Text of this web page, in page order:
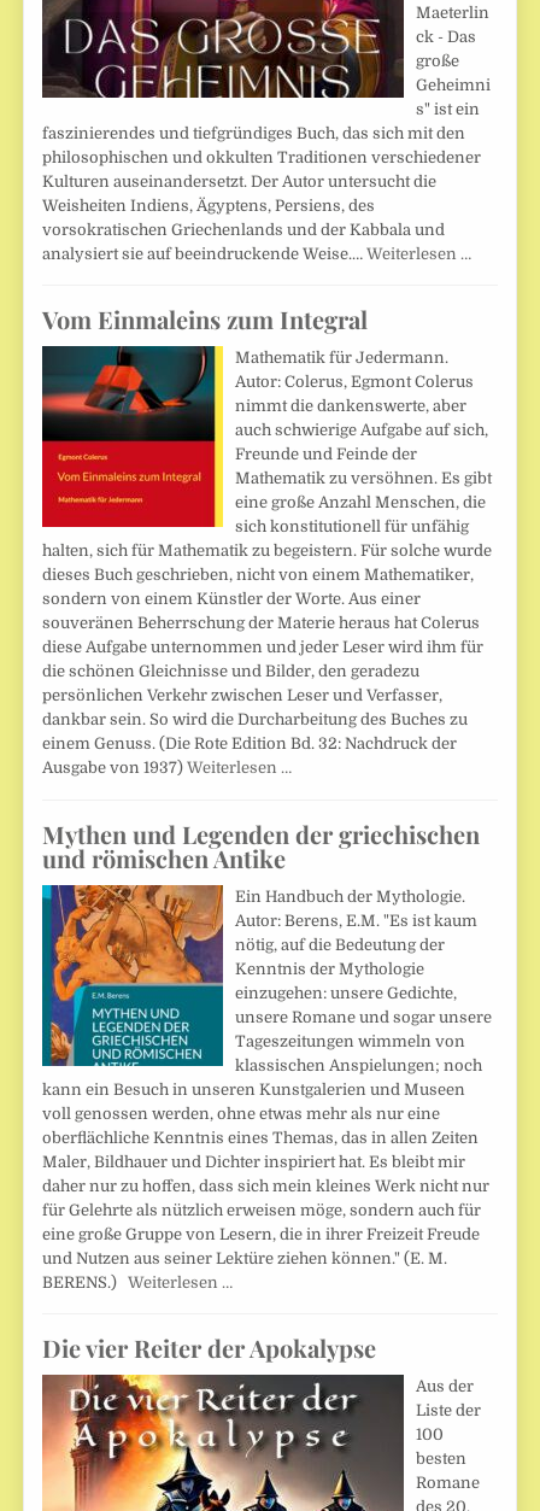
Maeterlin
ck - Das
große
Geheimni
s" ist ein
faszinierendes und tiefgründiges Buch, das sich mit den
philosophischen und okkulten Traditionen verschiedener
Kulturen auseinandersetzt. Der Autor untersucht die
Weisheiten Indiens, Ägyptens, Persiens, des
vorsokratischen Griechenlands und der Kabbala und
analysiert sie auf beeindruckende Weise.…Weiterlesen …
Vom Einmaleins zum Integral
Mathematik für Jedermann.
Autor: Colerus, Egmont Colerus
nimmt die dankenswerte, aber
auch schwierige Aufgabe auf sich,
Freunde und Feinde der
Mathematik zu versöhnen. Es gibt
eine große Anzahl Menschen, die
sich konstitutionell für unfähig
halten, sich für Mathematik zu begeistern. Für solche wurde
dieses Buch geschrieben, nicht von einem Mathematiker,
sondern von einem Künstler der Worte. Aus einer
souveränen Beherrschung der Materie heraus hat Colerus
diese Aufgabe unternommen und jeder Leser wird ihm für
die schönen Gleichnisse und Bilder, den geradezu
persönlichen Verkehr zwischen Leser und Verfasser,
dankbar sein. So wird die Durcharbeitung des Buches zu
einem Genuss. (Die Rote Edition Bd. 32: Nachdruck der
Ausgabe von 1937)Weiterlesen …
Mythen und Legenden der griechischen
und römischen Antike
Ein Handbuch der Mythologie.
Autor: Berens, E.M. "Es ist kaum
nötig, auf die Bedeutung der
Kenntnis der Mythologie
einzugehen: unsere Gedichte,
unsere Romane und sogar unsere
Tageszeitungen wimmeln von
klassischen Anspielungen; noch
kann ein Besuch in unseren Kunstgalerien und Museen
voll genossen werden, ohne etwas mehr als nur eine
oberflächliche Kenntnis eines Themas, das in allen Zeiten
Maler, Bildhauer und Dichter inspiriert hat. Es bleibt mir
daher nur zu hoffen, dass sich mein kleines Werk nicht nur
für Gelehrte als nützlich erweisen möge, sondern auch für
eine große Gruppe von Lesern, die in ihrer Freizeit Freude
und Nutzen aus seiner Lektüre ziehen können." (E. M.
BERENS.)Weiterlesen …
Die vier Reiter der Apokalypse
Aus der
Liste der
100
besten
Romane
des 20.